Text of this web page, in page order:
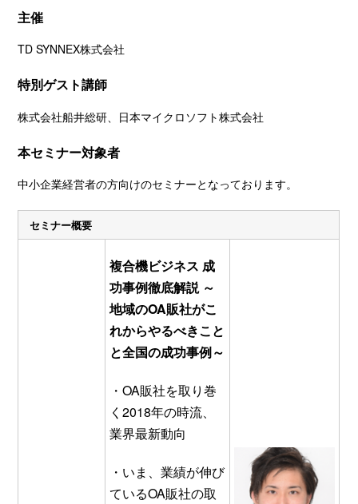
主催
TD SYNNEX株式会社
特別ゲスト講師
株式会社船井総研、日本マイクロソフト株式会社
本セミナー対象者
中小企業経営者の方向けのセミナーとなっております。
セミナー概要
複合機ビジネス 成
功事例徹底解説 ～
地域のOA販社がこ
れからやるべきこと
と全国の成功事例～
・OA販社を取り巻
く2018年の時流、
業界最新動向
・いま、業績が伸び
ているOA販社の取